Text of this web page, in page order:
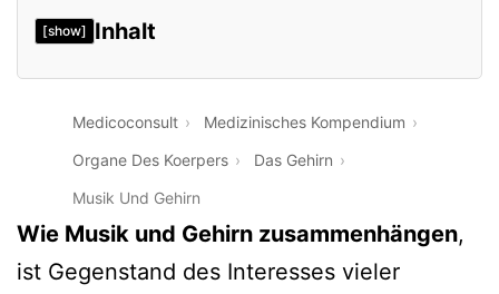
[show] Inhalt
Medicoconsult
Medizinisches Kompendium
Organe Des Koerpers
Das Gehirn
Musik Und Gehirn
Wie Musik und Gehirn zusammenhängen,
ist Gegenstand des Interesses vieler